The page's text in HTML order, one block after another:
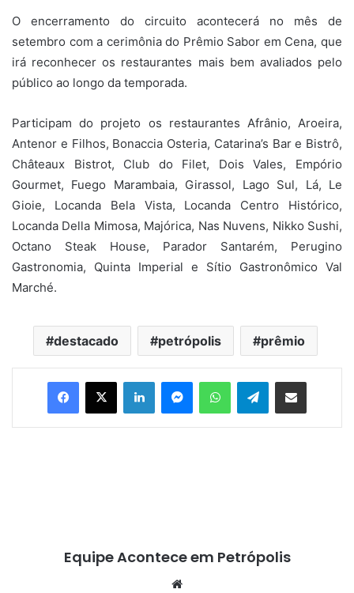
O encerramento do circuito acontecerá no mês de
setembro com a cerimônia do Prêmio Sabor em Cena, que
irá reconhecer os restaurantes mais bem avaliados pelo
público ao longo da temporada.
Participam do projeto os restaurantes Afrânio, Aroeira,
Antenor e Filhos, Bonaccia Osteria, Catarina’s Bar e Bistrô,
Châteaux Bistrot, Club do Filet, Dois Vales, Empório
Gourmet, Fuego Marambaia, Girassol, Lago Sul, Lá, Le
Gioie, Locanda Bela Vista, Locanda Centro Histórico,
Locanda Della Mimosa, Majórica, Nas Nuvens, Nikko Sushi,
Octano Steak House, Parador Santarém, Perugino
Gastronomia, Quinta Imperial e Sítio Gastronômico Val
Marché.
destacado petrópolis prêmio
Telegram
Equipe Acontece em Petrópolis